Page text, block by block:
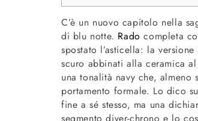
C’è un nuovo capitolo nella
di blu notte. Rado completa
spostato l’asticella: la
scuro abbinati alla ceramica
una tonalità navy che,
portamento formale. Lo dico
fine a sé stesso, ma una